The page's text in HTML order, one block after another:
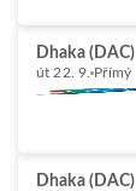
Dhaka (DAC)
út 22. 9. Přímý
Dhaka (DAC)